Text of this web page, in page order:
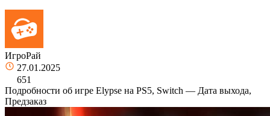
ИгроРай
27.01.2025
651
Подробности об игре Elypse на PS5, Switch — Дата выхода,
Предзаказ